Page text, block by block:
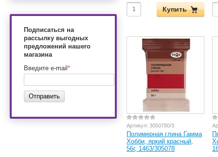
Подписаться на
рассылку выгодных
предложений нашего
магазина
Введите e-mail *
Отправить
Купить
Артикул: 3050780/3
Полимерная глина Гамма
Хобби, яркий красный,
56г, 1463/305078